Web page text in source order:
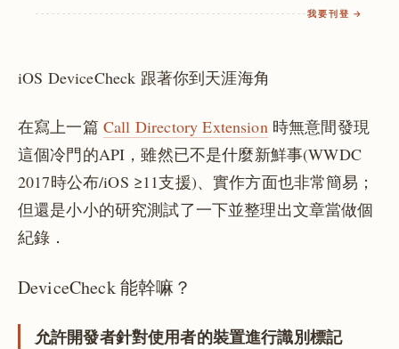
我要刊登 →
iOS DeviceCheck 跟著你到天涯海角
在寫上一篇 Call Directory Extension 時無意間發現
這個冷門的API，雖然已不是什麼新鮮事(WWDC
2017時公布/iOS ≥11支援)、實作方面也非常簡易；
但還是小小的研究測試了一下並整理出文章當做個
紀錄．
DeviceCheck 能幹嘛？
允許開發者針對使用者的裝置進行識別標記